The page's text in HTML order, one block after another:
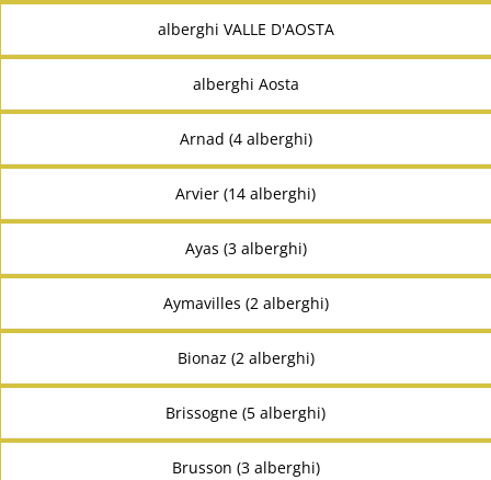
alberghi VALLE D'AOSTA
alberghi Aosta
Arnad (4 alberghi)
Arvier (14 alberghi)
Ayas (3 alberghi)
Aymavilles (2 alberghi)
Bionaz (2 alberghi)
Brissogne (5 alberghi)
Brusson (3 alberghi)